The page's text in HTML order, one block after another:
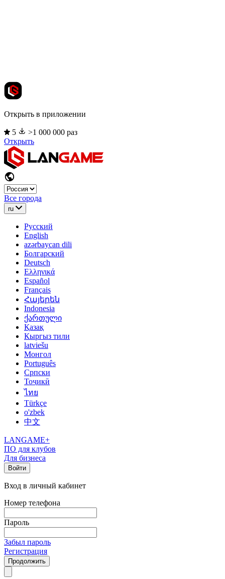
Открыть в приложении
5
>1 000 000 раз
Открыть
Все города
ru
Русский
English
azərbaycan dili
Болгарский
Deutsch
Ελληνικά
Español
Français
Հայերեն
Indonesia
ქართული
Қазақ
Кыргыз тили
latviešu
Монгол
Português
Српски
Тоҷикӣ
ไทย
Türkçe
o'zbek
中文
LANGAME+
ПО для клубов
Для бизнеса
Войти
Вход в личный кабинет
Номер телефона
Пароль
Забыл пароль
Регистрация
Продолжить